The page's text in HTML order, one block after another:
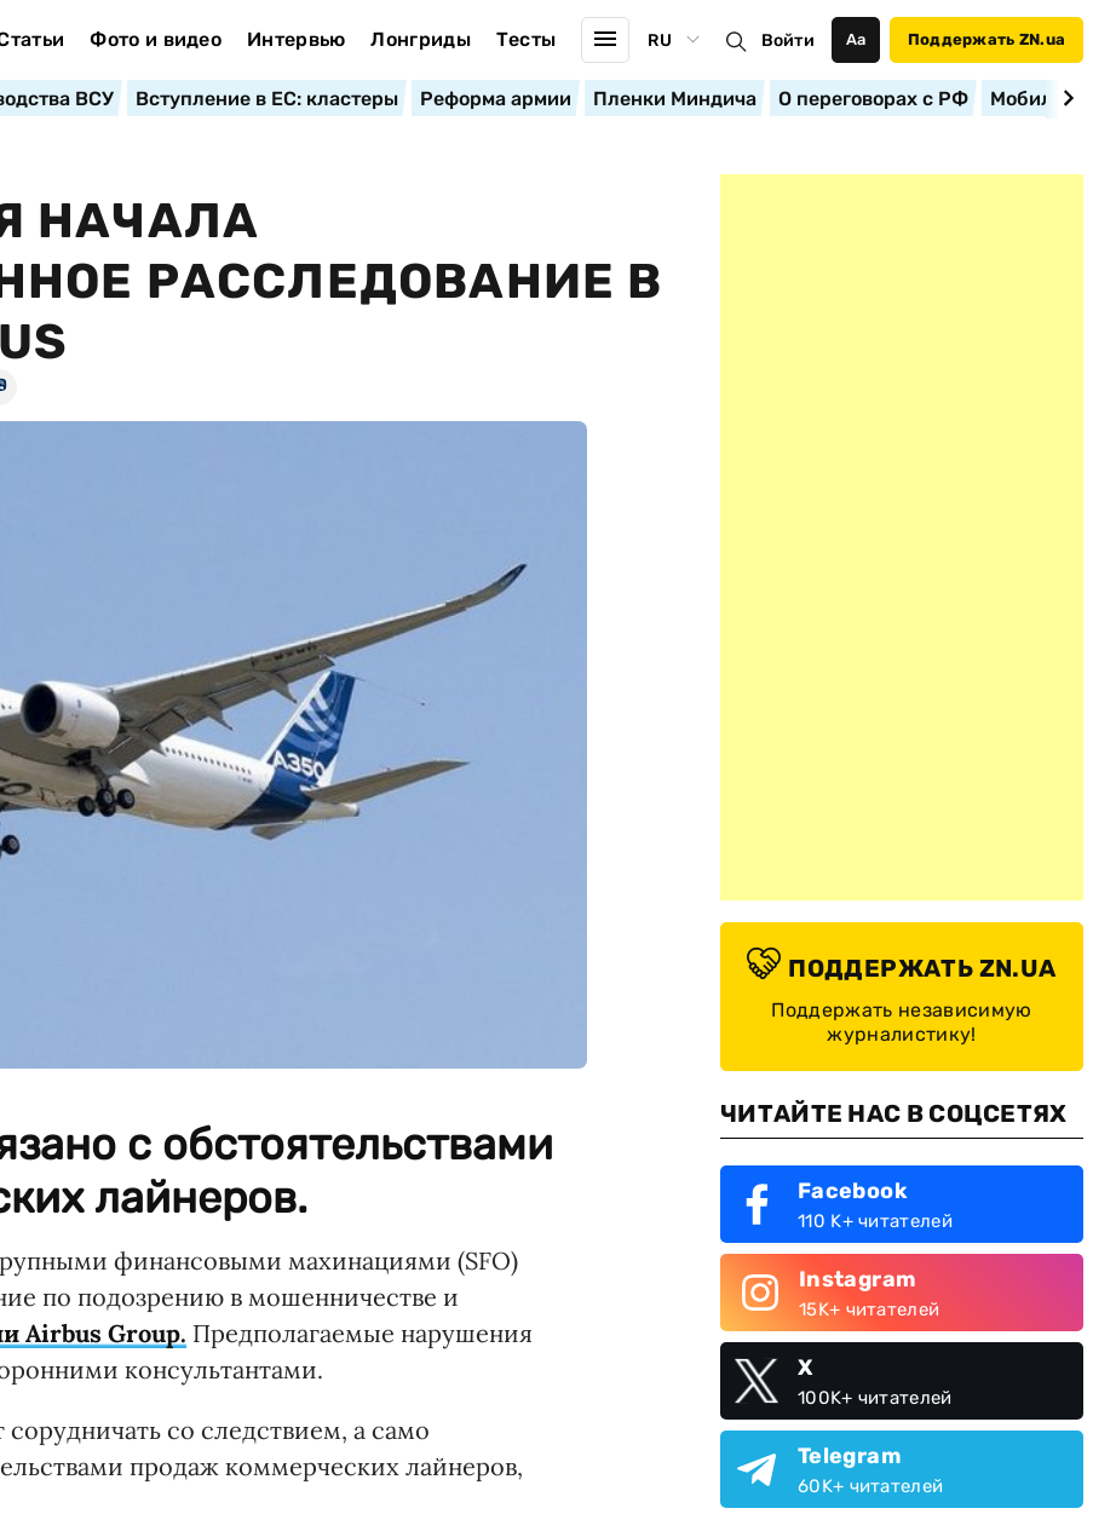
Фото и видео Интервью Лонгриды Тесты RU Войти Аа Поддержать ZN.ua
ВСУ Вступление в ЕС: кластеры Реформа армии Пленки Миндича О переговорах с РФ
НАЧАЛА
РАССЛЕДОВАНИЕ В
с обстоятельствами
лайнеров.
финансовыми махинациями (SFO)
по подозрению в мошенничестве и
Airbus Group. Предполагаемые нарушения
консультантами.
со следствием, а само
продаж коммерческих лайнеров,
ПОДДЕРЖАТЬ ZN.UA
Поддержать независимую
журналистику!
ЧИТАЙТЕ НАС В СОЦСЕТЯХ
Facebook
110 K+ читателей
Instagram
15K+ читателей
X
100K+ читателей
Telegram
60K+ читателей